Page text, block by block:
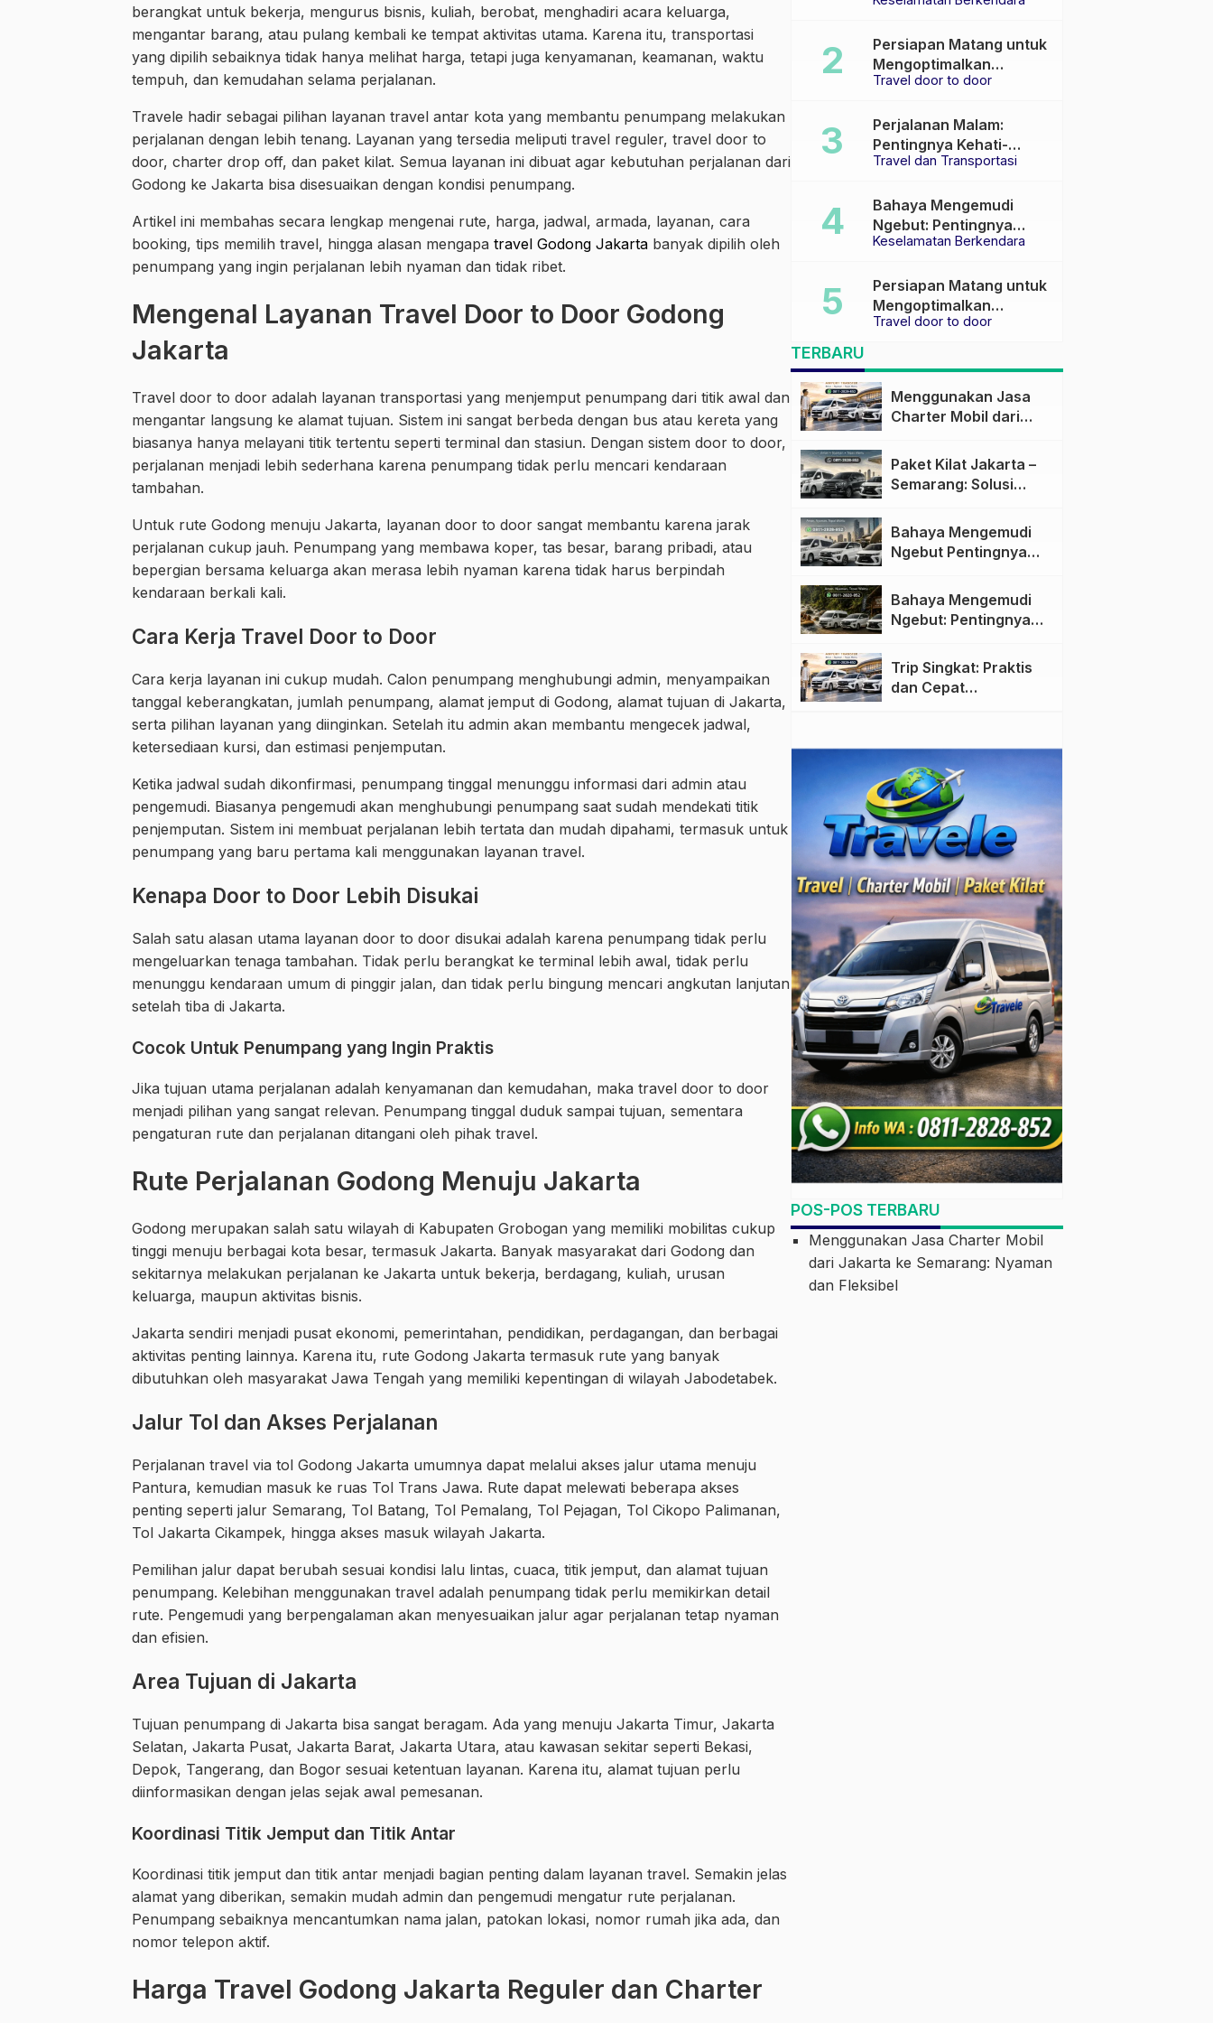
berangkat untuk bekerja, mengurus bisnis, kuliah, berobat, menghadiri acara keluarga,
mengantar barang, atau pulang kembali ke tempat aktivitas utama. Karena itu, transportasi
yang dipilih sebaiknya tidak hanya melihat harga, tetapi juga kenyamanan, keamanan, waktu
tempuh, dan kemudahan selama perjalanan.
Travele hadir sebagai pilihan layanan travel antar kota yang membantu penumpang melakukan
perjalanan dengan lebih tenang. Layanan yang tersedia meliputi travel reguler, travel door to
door, charter drop off, dan paket kilat. Semua layanan ini dibuat agar kebutuhan perjalanan dari
Godong ke Jakarta bisa disesuaikan dengan kondisi penumpang.
Artikel ini membahas secara lengkap mengenai rute, harga, jadwal, armada, layanan, cara
booking, tips memilih travel, hingga alasan mengapa travel Godong Jakarta banyak dipilih oleh
penumpang yang ingin perjalanan lebih nyaman dan tidak ribet.
Mengenal Layanan Travel Door to Door Godong
Jakarta
Travel door to door adalah layanan transportasi yang menjemput penumpang dari titik awal dan
mengantar langsung ke alamat tujuan. Sistem ini sangat berbeda dengan bus atau kereta yang
biasanya hanya melayani titik tertentu seperti terminal dan stasiun. Dengan sistem door to door,
perjalanan menjadi lebih sederhana karena penumpang tidak perlu mencari kendaraan
tambahan.
Untuk rute Godong menuju Jakarta, layanan door to door sangat membantu karena jarak
perjalanan cukup jauh. Penumpang yang membawa koper, tas besar, barang pribadi, atau
bepergian bersama keluarga akan merasa lebih nyaman karena tidak harus berpindah
kendaraan berkali kali.
Cara Kerja Travel Door to Door
Cara kerja layanan ini cukup mudah. Calon penumpang menghubungi admin, menyampaikan
tanggal keberangkatan, jumlah penumpang, alamat jemput di Godong, alamat tujuan di Jakarta,
serta pilihan layanan yang diinginkan. Setelah itu admin akan membantu mengecek jadwal,
ketersediaan kursi, dan estimasi penjemputan.
Ketika jadwal sudah dikonfirmasi, penumpang tinggal menunggu informasi dari admin atau
pengemudi. Biasanya pengemudi akan menghubungi penumpang saat sudah mendekati titik
penjemputan. Sistem ini membuat perjalanan lebih tertata dan mudah dipahami, termasuk untuk
penumpang yang baru pertama kali menggunakan layanan travel.
Kenapa Door to Door Lebih Disukai
Salah satu alasan utama layanan door to door disukai adalah karena penumpang tidak perlu
mengeluarkan tenaga tambahan. Tidak perlu berangkat ke terminal lebih awal, tidak perlu
menunggu kendaraan umum di pinggir jalan, dan tidak perlu bingung mencari angkutan lanjutan
setelah tiba di Jakarta.
Cocok Untuk Penumpang yang Ingin Praktis
Jika tujuan utama perjalanan adalah kenyamanan dan kemudahan, maka travel door to door
menjadi pilihan yang sangat relevan. Penumpang tinggal duduk sampai tujuan, sementara
pengaturan rute dan perjalanan ditangani oleh pihak travel.
Rute Perjalanan Godong Menuju Jakarta
Godong merupakan salah satu wilayah di Kabupaten Grobogan yang memiliki mobilitas cukup
tinggi menuju berbagai kota besar, termasuk Jakarta. Banyak masyarakat dari Godong dan
sekitarnya melakukan perjalanan ke Jakarta untuk bekerja, berdagang, kuliah, urusan
keluarga, maupun aktivitas bisnis.
Jakarta sendiri menjadi pusat ekonomi, pemerintahan, pendidikan, perdagangan, dan berbagai
aktivitas penting lainnya. Karena itu, rute Godong Jakarta termasuk rute yang banyak
dibutuhkan oleh masyarakat Jawa Tengah yang memiliki kepentingan di wilayah Jabodetabek.
Jalur Tol dan Akses Perjalanan
Perjalanan travel via tol Godong Jakarta umumnya dapat melalui akses jalur utama menuju
Pantura, kemudian masuk ke ruas Tol Trans Jawa. Rute dapat melewati beberapa akses
penting seperti jalur Semarang, Tol Batang, Tol Pemalang, Tol Pejagan, Tol Cikopo Palimanan,
Tol Jakarta Cikampek, hingga akses masuk wilayah Jakarta.
Pemilihan jalur dapat berubah sesuai kondisi lalu lintas, cuaca, titik jemput, dan alamat tujuan
penumpang. Kelebihan menggunakan travel adalah penumpang tidak perlu memikirkan detail
rute. Pengemudi yang berpengalaman akan menyesuaikan jalur agar perjalanan tetap nyaman
dan efisien.
Area Tujuan di Jakarta
Tujuan penumpang di Jakarta bisa sangat beragam. Ada yang menuju Jakarta Timur, Jakarta
Selatan, Jakarta Pusat, Jakarta Barat, Jakarta Utara, atau kawasan sekitar seperti Bekasi,
Depok, Tangerang, dan Bogor sesuai ketentuan layanan. Karena itu, alamat tujuan perlu
diinformasikan dengan jelas sejak awal pemesanan.
Koordinasi Titik Jemput dan Titik Antar
Koordinasi titik jemput dan titik antar menjadi bagian penting dalam layanan travel. Semakin jelas
alamat yang diberikan, semakin mudah admin dan pengemudi mengatur rute perjalanan.
Penumpang sebaiknya mencantumkan nama jalan, patokan lokasi, nomor rumah jika ada, dan
nomor telepon aktif.
Harga Travel Godong Jakarta Reguler dan Charter
Travel door to door
Persiapan Matang untuk
Mengoptimalkan
Pengalaman Travel
Travel dan Transportasi
Perjalanan Malam:
Pentingnya Kehati-
hatian dan Pemilihan
Keselamatan Berkendara
Bahaya Mengemudi
Ngebut: Pentingnya
Keselamatan di Jalan
Travel door to door
Persiapan Matang untuk
Mengoptimalkan
Pengalaman Travel
TERBARU
Menggunakan Jasa
Charter Mobil dari
Nyaman dan Fleksibel
Paket Kilat Jakarta –
Semarang: Solusi
Efisien
Bahaya Mengemudi
Ngebut Pentingnya
raya
Bahaya Mengemudi
Ngebut: Pentingnya
Trip Singkat: Praktis
dan Cepat
POS-POS TERBARU
Menggunakan Jasa Charter Mobil
dari Jakarta ke Semarang: Nyaman
dan Fleksibel